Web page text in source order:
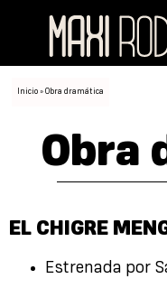
Inicio » Obra dramática
Obra
EL CHIGRE
Estrenada por